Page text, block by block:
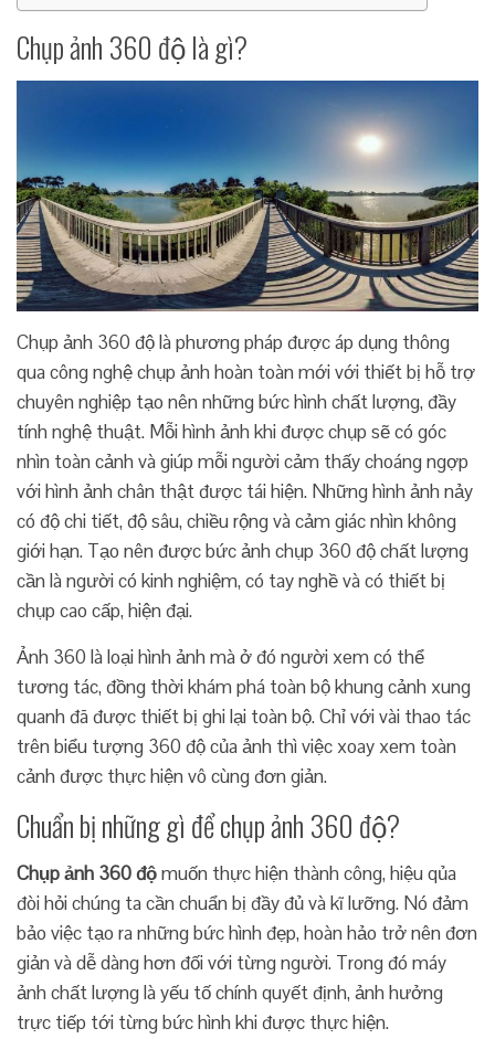
Chụp ảnh 360 độ là gì?
Chụp ảnh 360 độ là phương pháp được áp dụng thông
qua công nghệ chụp ảnh hoàn toàn mới với thiết bị hỗ trợ
chuyên nghiệp tạo nên những bức hình chất lượng, đầy
tính nghệ thuật. Mỗi hình ảnh khi được chụp sẽ có góc
nhìn toàn cảnh và giúp mỗi người cảm thấy choáng ngợp
với hình ảnh chân thật được tái hiện. Những hình ảnh nảy
có độ chi tiết, độ sâu, chiều rộng và cảm giác nhìn không
giới hạn. Tạo nên được bức ảnh chụp 360 độ chất lượng
cần là người có kinh nghiệm, có tay nghề và có thiết bị
chụp cao cấp, hiện đại.
Ảnh 360 là loại hình ảnh mà ở đó người xem có thể
tương tác, đồng thời khám phá toàn bộ khung cảnh xung
quanh đã được thiết bị ghi lại toàn bộ. Chỉ với vài thao tác
trên biểu tượng 360 độ của ảnh thì việc xoay xem toàn
cảnh được thực hiện vô cùng đơn giản.
Chuẩn bị những gì để chụp ảnh 360 độ?
Chụp ảnh 360 độmuốn thực hiện thành công, hiệu qủa
đòi hỏi chúng ta cần chuẩn bị đầy đủ và kĩ lưỡng. Nó đảm
bảo việc tạo ra những bức hình đẹp, hoàn hảo trở nên đơn
giản và dễ dàng hơn đối với từng người. Trong đó máy
ảnh chất lượng là yếu tố chính quyết định, ảnh hưởng
trực tiếp tới từng bức hình khi được thực hiện.